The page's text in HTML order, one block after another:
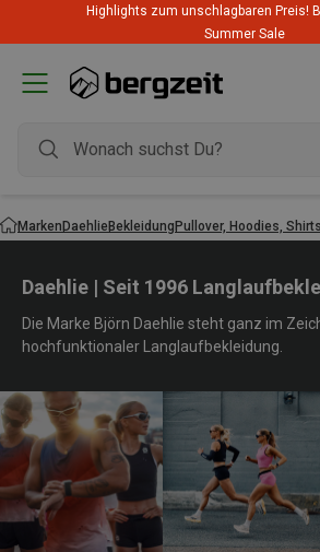
Highlights zum unschlagbaren Preis!
Summer Sale
MarkenDaehlieBekleidungPullover, Hoodies, Shirts
Daehlie | Seit 1996
Die Marke Björn Daehlie steht ganz im
hochfunktionaler Langlaufbekleidung.